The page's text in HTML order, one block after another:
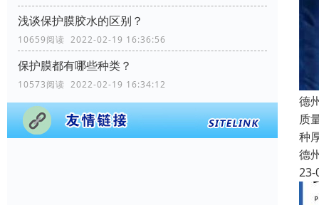
浅谈保护膜胶水的区别？
10659阅读 2022-02-19 16:36:56
保护膜都有哪些种类？
10573阅读 2022-02-19 16:34:12
德
质
种
德
23-